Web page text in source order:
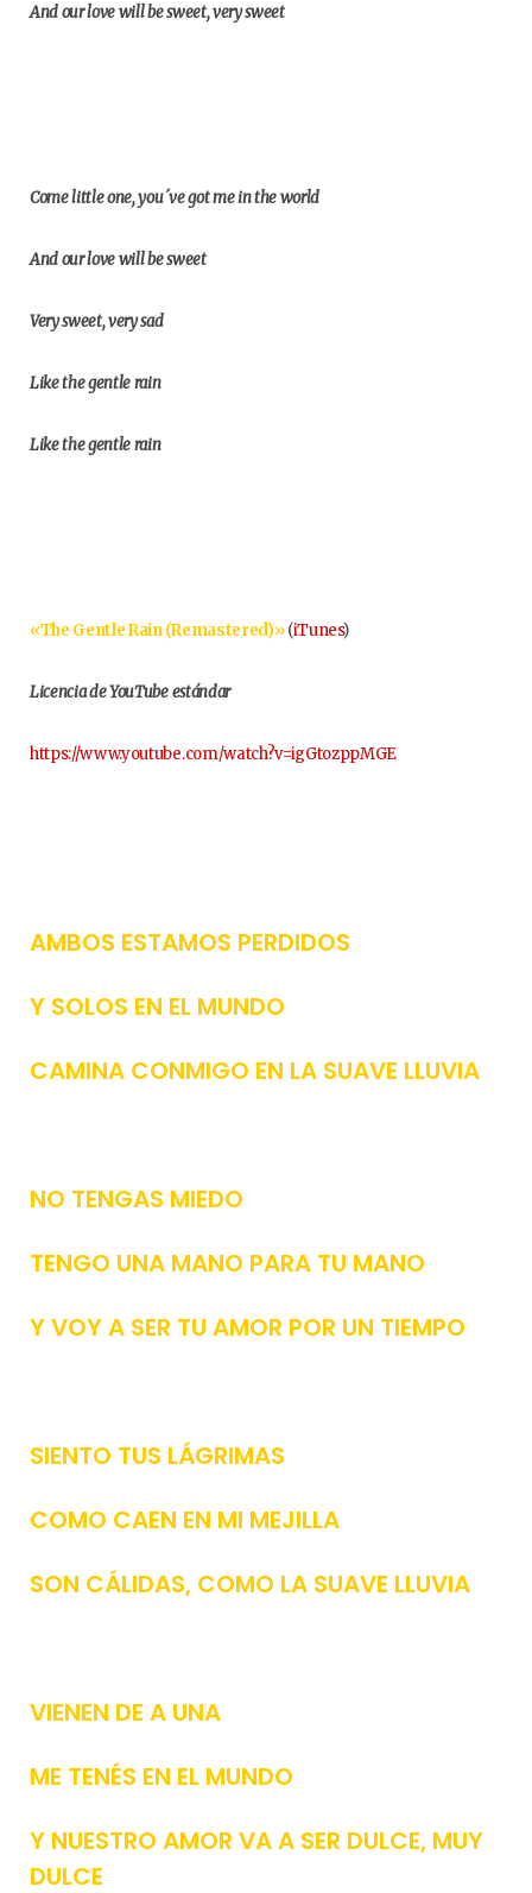
And our love will be sweet, very sweet
Come little one, you´ve got me in the world
And our love will be sweet
Very sweet, very sad
Like the gentle rain
Like the gentle rain
«The Gentle Rain (Remastered)»(iTunes)
Licencia de YouTube estándar
https://www.youtube.com/watch?v=igGtozppMGE
AMBOS ESTAMOS PERDIDOS
Y SOLOS EN EL MUNDO
CAMINA CONMIGO EN LA SUAVE LLUVIA
NO TENGAS MIEDO
TENGO UNA MANO PARA TU MANO
Y VOY A SER TU AMOR POR UN TIEMPO
SIENTO TUS LÁGRIMAS
COMO CAEN EN MI MEJILLA
SON CÁLIDAS, COMO LA SUAVE LLUVIA
VIENEN DE A UNA
ME TENÉS EN EL MUNDO
Y NUESTRO AMOR VA A SER DULCE, MUY
DULCE